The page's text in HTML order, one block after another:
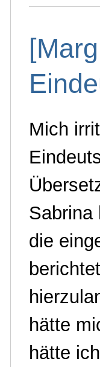
Mich
Sabrina
die
hätte
hätte